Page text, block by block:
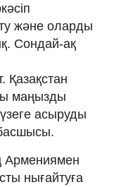
және оларды
Сондай-ақ
Қазақстан
маңызды
асыруды
Армениямен
нығайтуға